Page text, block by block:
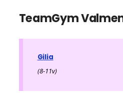
TeamGym
Gilia
(8-11v)